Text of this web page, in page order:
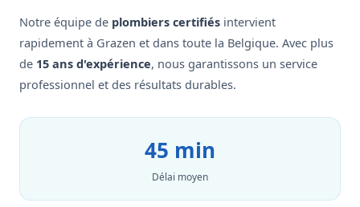
Notre équipe de plombiers certifiés intervient
rapidement à Grazen et dans toute la Belgique. Avec plus
de 15 ans d'expérience, nous garantissons un service
professionnel et des résultats durables.
45 min
Délai moyen